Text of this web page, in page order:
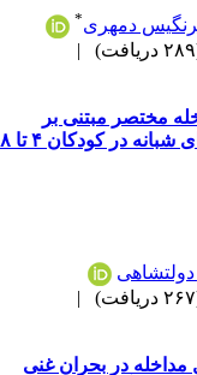
دمهری
|
مختصر مبتنی بر
مواجهه بر خودکارآمدی در مقابله با ترس های شبانه در کودکان ۴ تا ۸
|
در بحران غنی